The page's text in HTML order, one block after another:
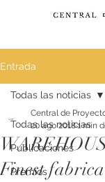
Entrada
Todas las noticias
Publicaciones
Premios
Todas las noticias
Finest fabrica
Central de
20 ago 20181 min